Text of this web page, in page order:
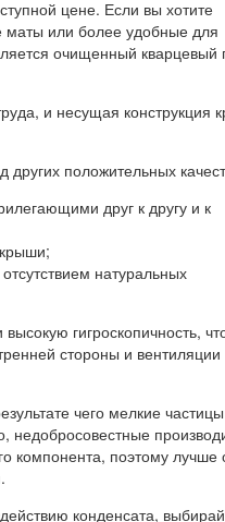
цене. Если вы хотите
маты или более удобные для
очищенный кварцевый
и несущая конструкция
положительных
друг к другу и к
натуральных
гигроскопичность,
стороны и вентиляции
чего мелкие частицы
недобросовестные
компонента, поэтому лучше
конденсата,